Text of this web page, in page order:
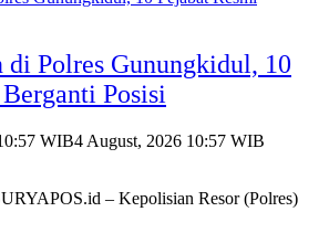
di Polres Gunungkidul, 10
Posisi
WIB4 August, 2026 10:57 WIB
– Kepolisian Resor (Polres)